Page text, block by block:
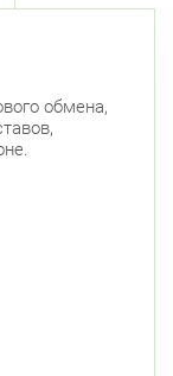
обмена,